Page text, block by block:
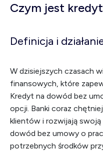
Czym jest
Definicja i
W dzisiejszych czasach
finansowych, które
Kredyt na dowód bez
opcji. Banki coraz
klientów i rozwijają
dowód bez umowy o
potrzebnych środków